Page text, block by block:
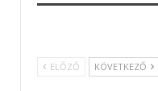
ELŐZŐ KÖVETKEZŐ